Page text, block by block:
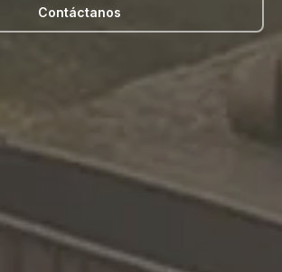
Contáctanos